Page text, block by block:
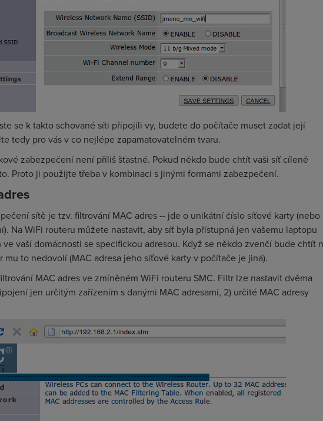
se k takto schované síti připojili vy, budete do počítače muset zadat její
tedy pro vás v co nejlépe zapamatovatelném tvaru.
zabezpečení není příliš šťastné. Pokud někdo bude chtít vaši síť cíleně
Proto ji použijte třeba v kombinaci s jinými formami zabezpečení.
sítě je tzv. filtrování MAC adres -- jde o unikátní číslo síťové karty (nebo
Na WiFi routeru můžete nastavit, aby síť byla přístupná jen vašemu laptopu
vaší domácnosti se specifickou adresou. Když se někdo zvenčí bude chtít
mu to nedovolí (MAC adresa jeho síťové karty v počítače je jiná).
MAC adres ve zmíněném WiFi routeru SMC. Filtr lze nastavit dvěma
jen určitým zařízením s danými MAC adresami, 2) určité MAC adresy